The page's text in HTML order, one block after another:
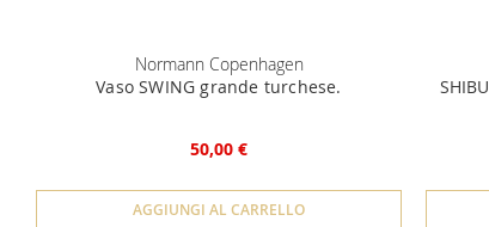
Normann Copenhagen
Vaso SWING grande turchese.
50,00 €
AGGIUNGI AL CARRELLO